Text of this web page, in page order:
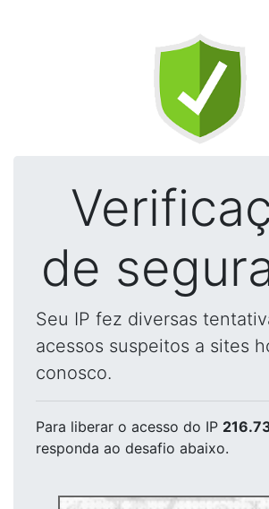
de
Seu IP fez diversas
acessos suspeitos a sites
conosco.
Para liberar o acesso do IP
responda ao desafio abaixo.